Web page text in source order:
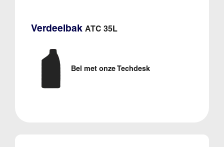
Verdeelbak ATC 35L
Bel met onze Techdesk